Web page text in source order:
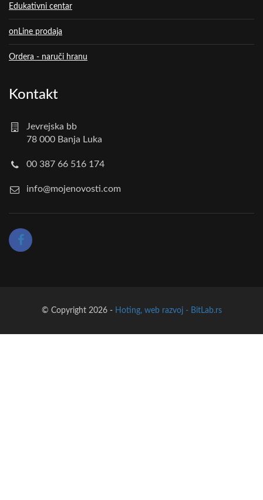
Edukativni centar
onLine prodaja
Ordera - naruči hranu
Kontakt
Jevrejska bb
78 000 Banja Luka
00 387 66 516 174
info@mojenovosti.com
© Copyright 2026 - Hoting, web razvoj - BitLab.rs